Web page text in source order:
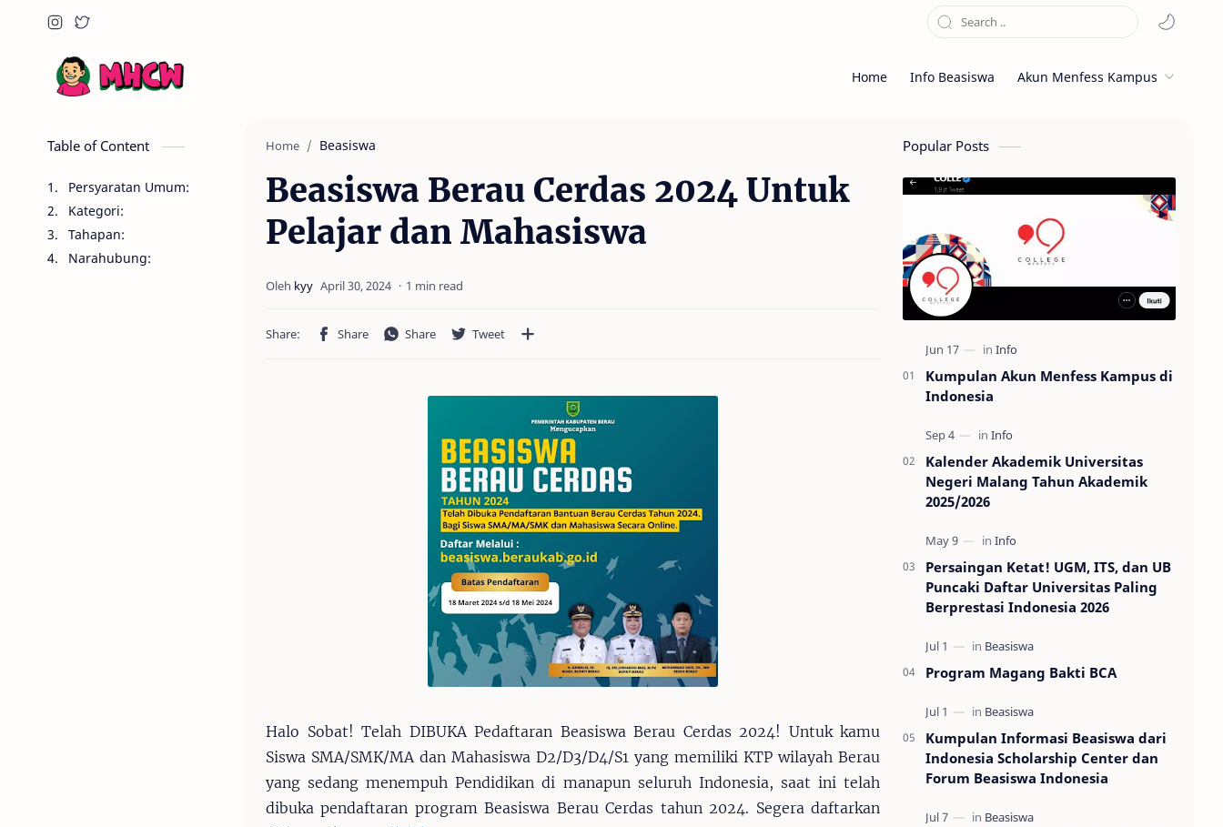
Home Info Beasiswa Akun Menfess Kampus
Table of Content
Persyaratan Umum:
Kategori:
Tahapan:
Narahubung:
Home Beasiswa
Beasiswa Berau Cerdas 2024 Untuk
Pelajar dan Mahasiswa
1 min read
Halo Sobat! Telah DIBUKA Pedaftaran Beasiswa Berau Cerdas 2024! Untuk kamu
Siswa SMA/SMK/MA dan Mahasiswa D2/D3/D4/S1 yang memiliki KTP wilayah Berau
yang sedang menempuh Pendidikan di manapun seluruh Indonesia, saat ini telah
dibuka pendaftaran program Beasiswa Berau Cerdas tahun 2024. Segera daftarkan
Popular Posts
Kumpulan Akun Menfess Kampus di
Indonesia
Kalender Akademik Universitas
Negeri Malang Tahun Akademik
2025/2026
Persaingan Ketat! UGM, ITS, dan UB
Puncaki Daftar Universitas Paling
Berprestasi Indonesia 2026
Program Magang Bakti BCA
Kumpulan Informasi Beasiswa dari
Indonesia Scholarship Center dan
Forum Beasiswa Indonesia